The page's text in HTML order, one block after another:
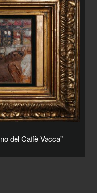
del Caffè Vacca"